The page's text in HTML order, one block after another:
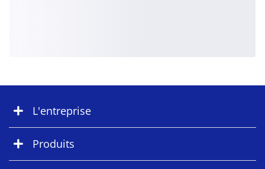
L'entreprise
Produits